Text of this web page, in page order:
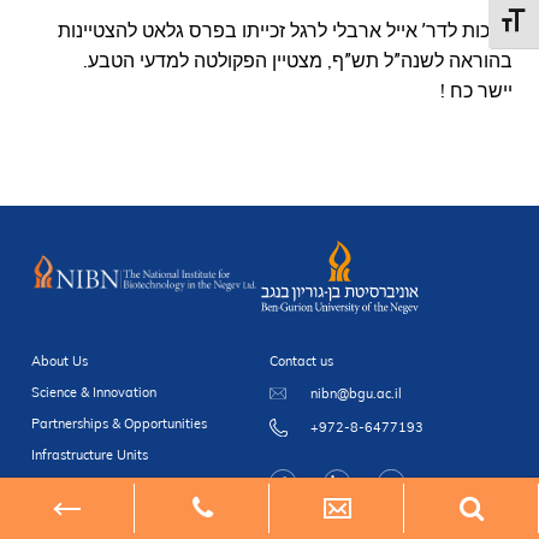
ברכות לדר’ אייל ארבלי לרגל זכייתו בפרס גלאט להצטיינות
בהוראה לשנה”ל תש”ף, מצטיין הפקולטה למדעי הטבע.
יישר כח !
About Us
Science & Innovation
Partnerships & Opportunities
Infrastructure Units
Contact us
nibn@bgu.ac.il
+972-8-6477193